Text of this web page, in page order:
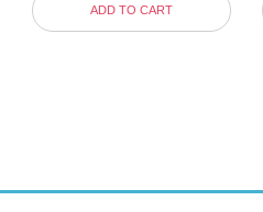
ADD TO CART